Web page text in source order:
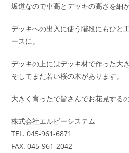
坂道なので車高とデッキの高さを細
デッキへの出入に使う階段にもひと
ースに。
デッキの上にはデッキ材で作った大
そしてまだ若い桜の木があります。
大きく育ったで皆さんでお花見する
株式会社エルビーシステム
TEL. 045-961-6871
FAX. 045-961-2042